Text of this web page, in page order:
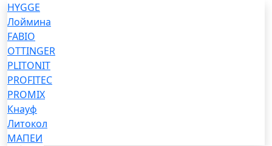
HYGGE
Лоймина
FABIO
OTTINGER
PLITONIT
PROFITEC
PROMIX
Кнауф
Литокол
МАПЕИ